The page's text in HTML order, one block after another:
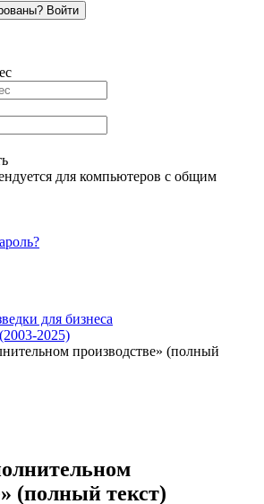
Войти
для компьютеров с общим
для бизнеса
2025)
производстве» (полный
(полный текст)